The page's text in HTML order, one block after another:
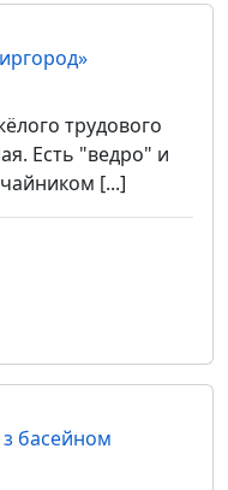
трудового
Есть "ведро" и
[...]
з басейном